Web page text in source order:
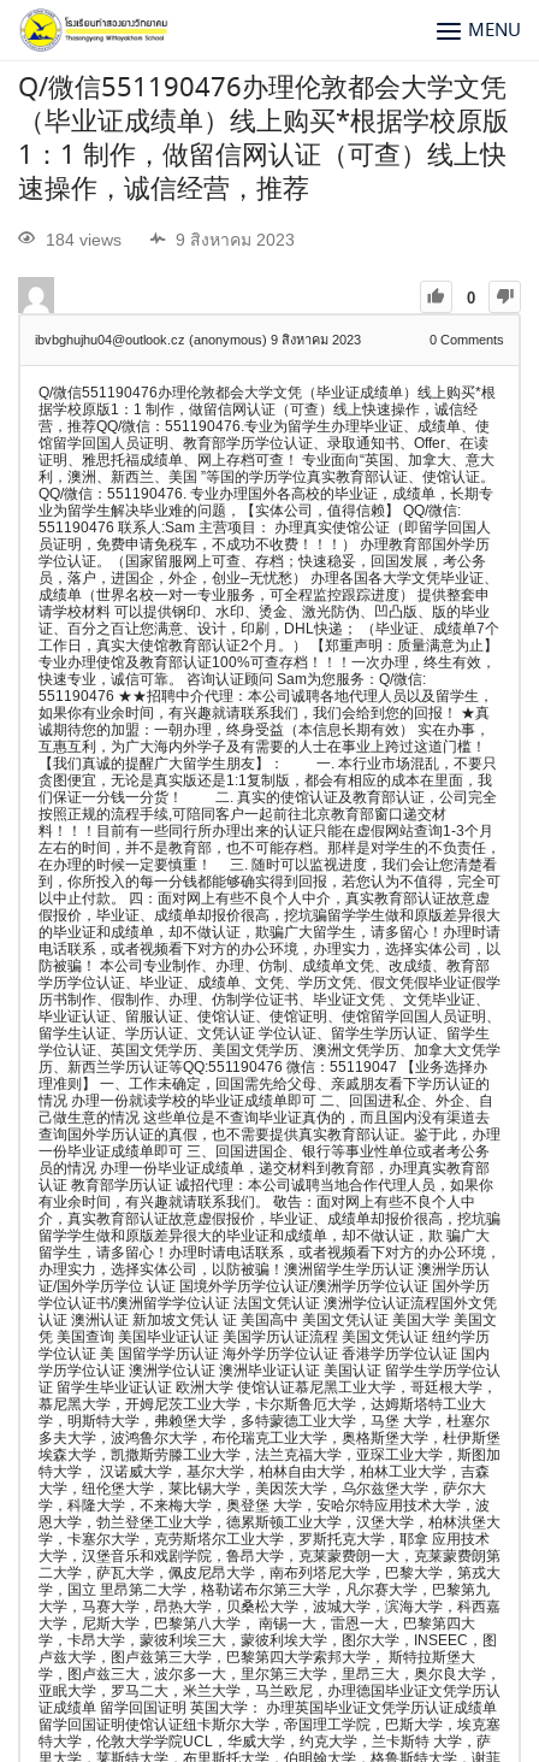
MENU
Q/微信551190476办理伦敦都会大学文凭
（毕业证成绩单）线上购买*根据学校原版
1：1 制作，做留信网认证（可查）线上快
速操作，诚信经营，推荐
184 views 9 สิงหาคม 2023
0
ibvbghujhu04@outlook.cz (anonymous) 9 สิงหาคม 2023 0 Comments
Q/微信551190476办理伦敦都会大学文凭（毕业证成绩单）线上购买*根
据学校原版1：1 制作，做留信网认证（可查）线上快速操作，诚信经
营，推荐QQ/微信：551190476.专业为留学生办理毕业证、成绩单、使
馆留学回国人员证明、教育部学历学位认证、录取通知书、Offer、在读
证明、雅思托福成绩单、网上存档可查！ 专业面向“英国、加拿大、意大
利，澳洲、新西兰、美国 ”等国的学历学位真实教育部认证、使馆认证。
QQ/微信：551190476. 专业办理国外各高校的毕业证，成绩单，长期专
业为留学生解决毕业难的问题，【实体公司，值得信赖】 QQ/微信:
551190476 联系人:Sam 主营项目： 办理真实使馆公证（即留学回国人
员证明，免费申请免税车，不成功不收费！！！） 办理教育部国外学历
学位认证。（国家留服网上可查、存档；快速稳妥，回国发展，考公务
员，落户，进国企，外企，创业–无忧愁） 办理各国各大学文凭毕业证、
成绩单（世界名校一对一专业服务，可全程监控跟踪进度） 提供整套申
请学校材料 可以提供钢印、水印、烫金、激光防伪、凹凸版、版的毕业
证、百分之百让您满意、设计，印刷，DHL快递； （毕业证、成绩单7个
工作日，真实大使馆教育部认证2个月。） 【郑重声明：质量满意为止】
专业办理使馆及教育部认证100%可查存档！！！一次办理，终生有效，
快速专业，诚信可靠。 咨询认证顾问 Sam为您服务：Q/微信:
551190476 ★★招聘中介代理：本公司诚聘各地代理人员以及留学生，
如果你有业余时间，有兴趣就请联系我们，我们会给到您的回报！ ★真
诚期待您的加盟：一朝办理，终身受益（本信息长期有效） 实在办事，
互惠互利，为广大海内外学子及有需要的人士在事业上跨过这道门槛！
【我们真诚的提醒广大留学生朋友】： 一. 本行业市场混乱，不要只
贪图便宜，无论是真实版还是1:1复制版，都会有相应的成本在里面，我
们保证一分钱一分货！ 二. 真实的使馆认证及教育部认证，公司完全
按照正规的流程手续,可陪同客户一起前往北京教育部窗口递交材
料！！！目前有一些同行所办理出来的认证只能在虚假网站查询1-3个月
左右的时间，并不是教育部，也不可能存档。那样是对学生的不负责任，
在办理的时候一定要慎重！ 三. 随时可以监视进度，我们会让您清楚看
到，你所投入的每一分钱都能够确实得到回报，若您认为不值得，完全可
以中止付款。 四：面对网上有些不良个人中介，真实教育部认证故意虚
假报价，毕业证、成绩单却报价很高，挖坑骗留学学生做和原版差异很大
的毕业证和成绩单，却不做认证，欺骗广大留学生，请多留心！办理时请
电话联系，或者视频看下对方的办公环境，办理实力，选择实体公司，以
防被骗！ 本公司专业制作、办理、仿制、成绩单文凭、改成绩、教育部
学历学位认证、毕业证、成绩单、文凭、学历文凭、假文凭假毕业证假学
历书制作、假制作、办理、仿制学位证书、毕业证文凭 、文凭毕业证、
毕业证认证、留服认证、使馆认证、使馆证明、使馆留学回国人员证明、
留学生认证、学历认证、文凭认证 学位认证、留学生学历认证、留学生
学位认证、英国文凭学历、美国文凭学历、澳洲文凭学历、加拿大文凭学
历、新西兰学历认证等QQ:551190476 微信：55119047 【业务选择办
理准则】 一、工作未确定，回国需先给父母、亲戚朋友看下学历认证的
情况 办理一份就读学校的毕业证成绩单即可 二、回国进私企、外企、自
己做生意的情况 这些单位是不查询毕业证真伪的，而且国内没有渠道去
查询国外学历认证的真假，也不需要提供真实教育部认证。鉴于此，办理
一份毕业证成绩单即可 三、回国进国企、银行等事业性单位或者考公务
员的情况 办理一份毕业证成绩单，递交材料到教育部，办理真实教育部
认证 教育部学历认证 诚招代理：本公司诚聘当地合作代理人员，如果你
有业余时间，有兴趣就请联系我们。 敬告：面对网上有些不良个人中
介，真实教育部认证故意虚假报价，毕业证、成绩单却报价很高，挖坑骗
留学学生做和原版差异很大的毕业证和成绩单，却不做认证，欺 骗广大
留学生，请多留心！办理时请电话联系，或者视频看下对方的办公环境，
办理实力，选择实体公司，以防被骗！澳洲留学生学历认证 澳洲学历认
证/国外学历学位 认证 国境外学历学位认证/澳洲学历学位认证 国外学历
学位认证书/澳洲留学学位认证 法国文凭认证 澳洲学位认证流程国外文凭
认证 澳洲认证 新加坡文凭认 证 美国高中 美国文凭认证 美国大学 美国文
凭 美国查询 美国毕业证认证 美国学历认证流程 美国文凭认证 纽约学历
学位认证 美 国留学学历认证 海外学历学位认证 香港学历学位认证 国内
学历学位认证 澳洲学位认证 澳洲毕业证认证 美国认证 留学生学历学位认
证 留学生毕业证认证 欧洲大学 使馆认证慕尼黑工业大学，哥廷根大学，
慕尼黑大学，开姆尼茨工业大学，卡尔斯鲁厄大学，达姆斯塔特工业大
学，明斯特大学，弗赖堡大学，多特蒙德工业大学，马堡 大学，杜塞尔
多夫大学，波鸿鲁尔大学，布伦瑞克工业大学，奥格斯堡大学，杜伊斯堡
埃森大学，凯撒斯劳滕工业大学，法兰克福大学，亚琛工业大学，斯图加
特大学， 汉诺威大学，基尔大学，柏林自由大学，柏林工业大学，吉森
大学，纽伦堡大学，莱比锡大学，美因茨大学，乌尔兹堡大学，萨尔大
学，科隆大学，不来梅大学，奥登堡 大学，安哈尔特应用技术大学，波
恩大学，勃兰登堡工业大学，德累斯顿工业大学，汉堡大学，柏林洪堡大
学，卡塞尔大学，克劳斯塔尔工业大学，罗斯托克大学，耶拿 应用技术
大学，汉堡音乐和戏剧学院，鲁昂大学，克莱蒙费朗一大，克莱蒙费朗第
二大学，萨瓦大学，佩皮尼昂大学，南布列塔尼大学，巴黎大学，第戎大
学，国立 里昂第二大学，格勒诺布尔第三大学，凡尔赛大学，巴黎第九
大学，马赛大学，昂热大学，贝桑松大学，波城大学，滨海大学，科西嘉
大学，尼斯大学，巴黎第八大学， 南锡一大，雷恩一大，巴黎第四大
学，卡昂大学，蒙彼利埃三大，蒙彼利埃大学，图尔大学，INSEEC，图
卢兹大学，图卢兹第三大学，巴黎第四大学索邦大学， 斯特拉斯堡大
学，图卢兹三大，波尔多一大，里尔第三大学，里昂三大，奥尔良大学，
亚眠大学，罗马二大，米兰大学，马兰欧尼，办理德国毕业证文凭学历认
证成绩单 留学回国证明 英国大学： 办理英国毕业证文凭学历认证成绩单
留学回国证明使馆认证纽卡斯尔大学，帝国理工学院，巴斯大学，埃克塞
特大学，伦敦大学学院UCL，华威大学，约克大学，兰卡斯特 大学，萨